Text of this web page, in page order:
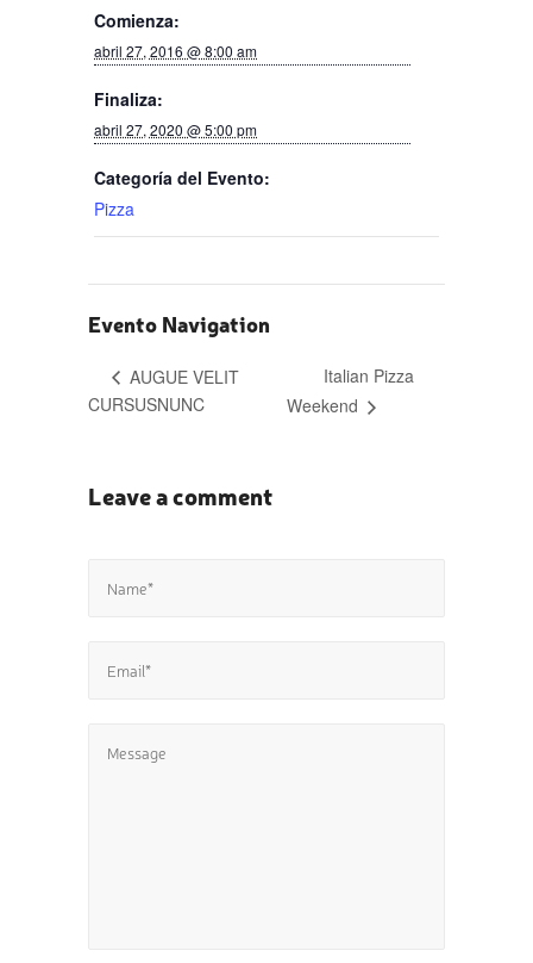
Comienza:
abril 27, 2016 @ 8:00 am
Finaliza:
abril 27, 2020 @ 5:00 pm
Categoría del Evento:
Pizza
Evento Navigation
AUGUE VELIT
CURSUSNUNC
Italian Pizza
Weekend
Leave a comment